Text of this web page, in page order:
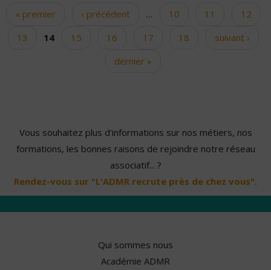
Pages
« premier ‹ précédent … 10 11
12
13
14 15 16 17 18
suivant ›
dernier »
Vous souhaitez plus d'informations sur nos métiers, nos
formations, les bonnes raisons de rejoindre notre réseau
associatif... ?
Rendez-vous sur "L'ADMR recrute près de chez vous".
Qui sommes nous
Académie ADMR